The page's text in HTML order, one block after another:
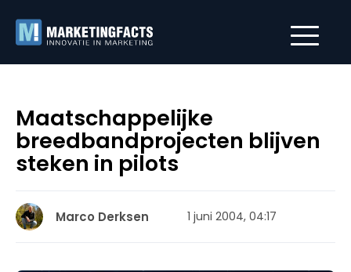
Maatschappelijke
breedbandprojecten blijven
steken in pilots
Marco Derksen 1 juni 2004, 04:17